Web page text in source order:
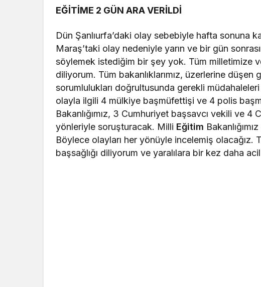
EĞİTİME 2 GÜN ARA VERİLDİ
Dün Şanlıurfa’daki olay sebebiyle hafta sonuna
Maraş’taki olay nedeniyle yarın ve bir gün
söylemek istediğim bir şey yok. Tüm milletimize
diliyorum. Tüm bakanlıklarımız, üzerlerine
sorumlulukları doğrultusunda gerekli
olayla ilgili 4 mülkiye başmüfettişi ve 4 polis
Bakanlığımız, 3 Cumhuriyet başsavcı vekili ve 4
yönleriyle soruşturacak. Milli Eğitim
Böylece olayları her yönüyle incelemiş
başsağlığı diliyorum ve yaralılara bir kez daha